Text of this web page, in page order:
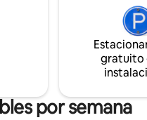
Este ático recién
cuenta con cómodas
interna, aire
con una vista espectacular,
a la piscina y al gimnasio del
más. ¡Las vacaciones de
gratuito
por semana